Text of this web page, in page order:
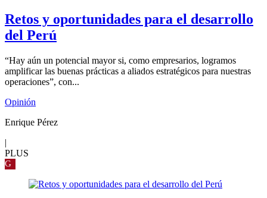
Retos y oportunidades para el desarrollo
del Perú
“Hay aún un potencial mayor si, como empresarios, logramos
amplificar las buenas prácticas a aliados estratégicos para nuestras
operaciones”, con...
Opinión
Enrique Pérez
|
PLUS
G